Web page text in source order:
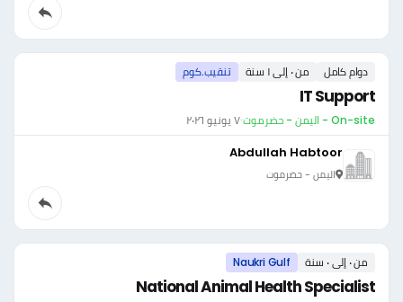
دوام كامل من ٠ إلى ١ سنة تنقيب.كوم
IT Support
On-site - اليمن - حضرموت ·٧ يونيو ٢٠٢٦
Abdullah Habtoor
اليمن - حضرموت
من ٠ إلى ٠ سنة Naukri Gulf
National Animal Health Specialist